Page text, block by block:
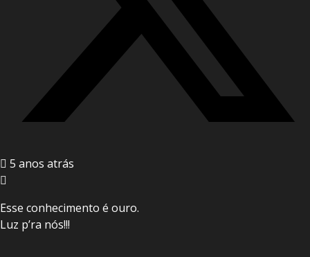
5 anos atrás
Esse conhecimento é ouro.
Luz p’ra nós!!!